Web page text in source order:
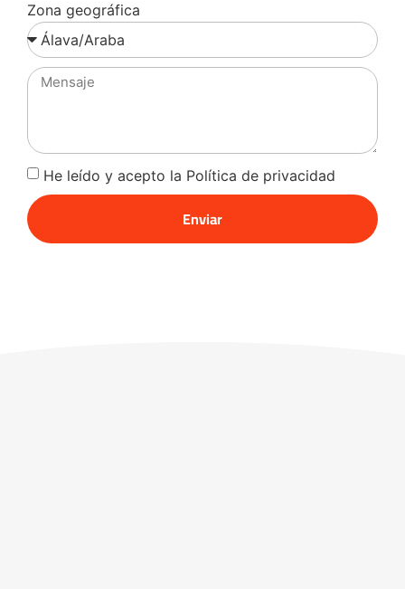
Zona geográfica
He leído y acepto la Política de privacidad
Enviar